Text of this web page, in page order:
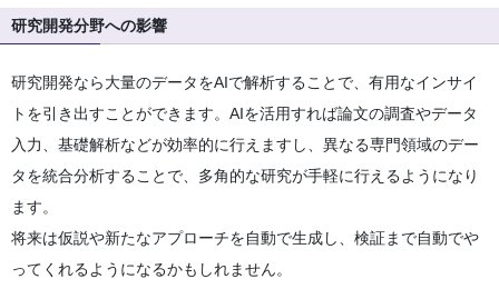
研究開発分野への影響
研究開発なら大量のデータをAIで解析することで、有用なインサイ
トを引き出すことができます。AIを活用すれば論文の調査やデータ
入力、基礎解析などが効率的に行えますし、異なる専門領域のデー
タを統合分析することで、多角的な研究が手軽に行えるようになり
ます。
将来は仮説や新たなアプローチを自動で生成し、検証まで自動でや
ってくれるようになるかもしれません。